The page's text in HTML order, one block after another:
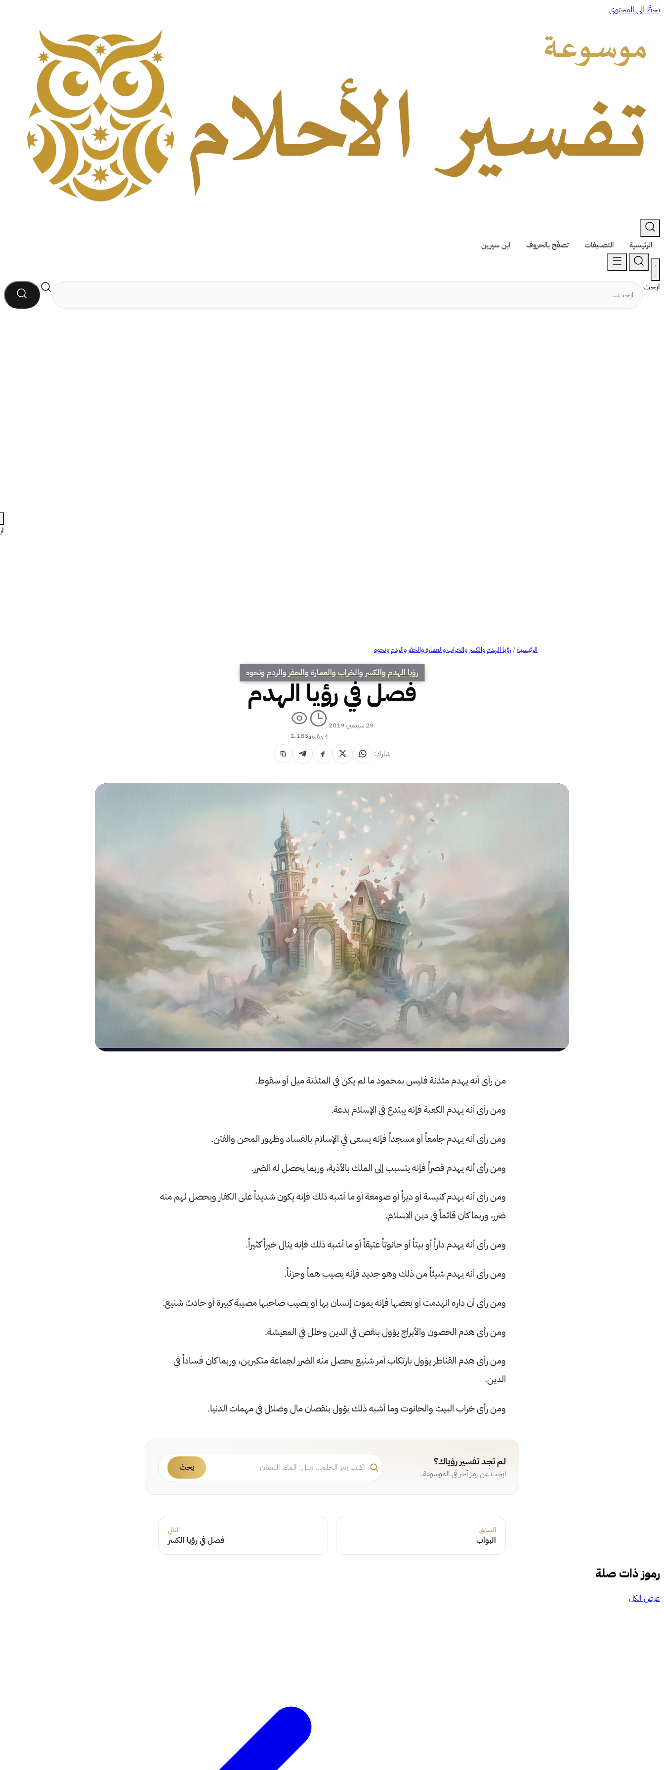
تخطَّ إلى المحتوى
الرئيسية التصنيفات تصفّح بالحروف ابن سيرين
ابحث
الرئيسية/رؤيا الهدم والكسر والخراب والعمارة والحفر والردم ونحوه
رؤيا الهدم والكسر والخراب والعمارة والحفر والردم ونحوه
فصل في رؤيا الهدم
29 سبتمبر، 2019
1 دقيقة
1٬183
شارك:
من رأى أنه يهدم مئذنة فليس بمحمود ما لم يكن في المئذنة ميل أو سقوط.
ومن رأى أنه يهدم الكعبة فإنه يبتدع في الإسلام بدعة.
ومن رأى أنه يهدم جامعاً أو مسجداً فإنه يسعى في الإسلام بالفساد وظهور المحن والفتن.
ومن رأى أنه يهدم قصراً فإنه يتسبب إلى الملك بالأذية، وربما يحصل له الضرر.
ومن رأى أنه يهدم كنيسة أو ديراً أو صومعة أو ما أشبه ذلك فإنه يكون شديداً على الكفار ويحصل لهم منه
ضرر، وربما كان قائماً في دين الإسلام.
ومن رأى أنه يهدم داراً أو بيتاً أو حانوتاً عتيقاً أو ما أشبه ذلك فإنه ينال خيراً كثيراً.
ومن رأى أنه يهدم شيئاً من ذلك وهو جديد فإنه يصيب هماً وحزناً.
ومن رأى أن داره انهدمت أو بعضها فإنه يموت إنسان بها أو يصيب صاحبها مصيبة كبيرة أو حادث شنيع.
ومن رأى هدم الحصون والأبراج يؤول بنقص في الدين وخلل في المعيشة.
ومن رأى هدم القناطر يؤول بارتكاب أمر شنيع يحصل منه الضرر لجماعة متكبرين، وربما كان فساداً في
الدين.
ومن رأى خراب البيت والحانوت وما أشبه ذلك يؤول بنقصان مال وضلال في مهمات الدنيا.
لم تجد تفسير رؤياك؟
ابحث عن رمز آخر في الموسوعة.
بحث
السابق
البواب
التالي
فصل في رؤيا الكسر
رموز ذات صلة
عرض الكل